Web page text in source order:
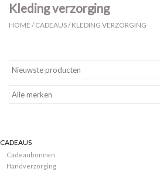
Cadeaus
Merken
Kleding verzorging
HOME /CADEAUS/KLEDING VERZORGING
CADEAUS
Cadeaubonnen
Handverzorging